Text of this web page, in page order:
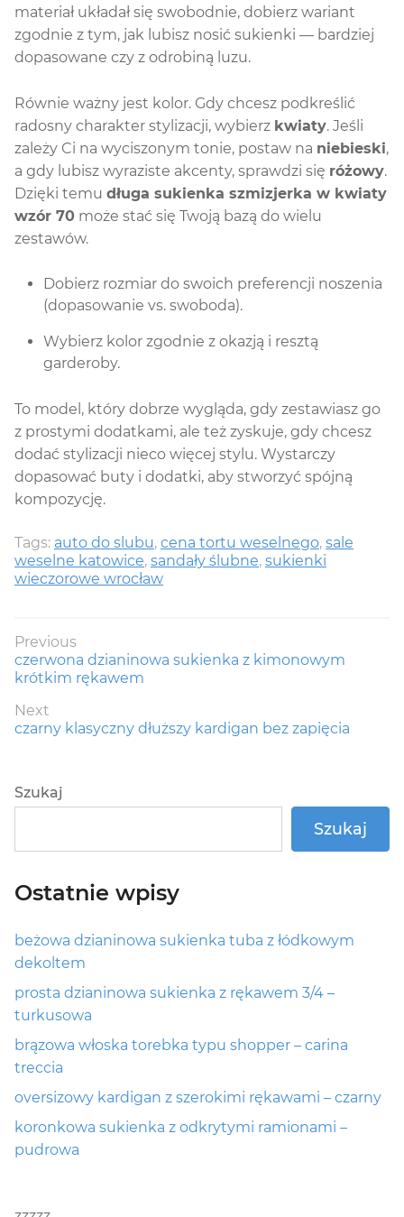
materiał układał się swobodnie, dobierz wariant
zgodnie z tym, jak lubisz nosić sukienki — bardziej
dopasowane czy z odrobiną luzu.
Równie ważny jest kolor. Gdy chcesz podkreślić
radosny charakter stylizacji, wybierz kwiaty. Jeśli
zależy Ci na wyciszonym tonie, postaw na niebieski,
a gdy lubisz wyraziste akcenty, sprawdzi się różowy.
Dzięki temu długa sukienka szmizjerka w kwiaty
wzór 70 może stać się Twoją bazą do wielu
zestawów.
Dobierz rozmiar do swoich preferencji noszenia
(dopasowanie vs. swoboda).
Wybierz kolor zgodnie z okazją i resztą
garderoby.
To model, który dobrze wygląda, gdy zestawiasz go
z prostymi dodatkami, ale też zyskuje, gdy chcesz
dodać stylizacji nieco więcej stylu. Wystarczy
dopasować buty i dodatki, aby stworzyć spójną
kompozycję.
Tags: auto do slubu, cena tortu weselnego, sale
weselne katowice, sandały ślubne, sukienki
wieczorowe wrocław
Nawigacja
wpisu
Previous
Previous
post:
czerwona dzianinowa sukienka z kimonowym
krótkim rękawem
Next
Next
czarny klasyczny dłuższy kardigan bez zapięcia
Szukaj
Szukaj
Ostatnie wpisy
beżowa dzianinowa sukienka tuba z łódkowym
dekoltem
prosta dzianinowa sukienka z rękawem 3/4 –
turkusowa
brązowa włoska torebka typu shopper – carina
treccia
oversizowy kardigan z szerokimi rękawami – czarny
koronkowa sukienka z odkrytymi ramionami –
pudrowa